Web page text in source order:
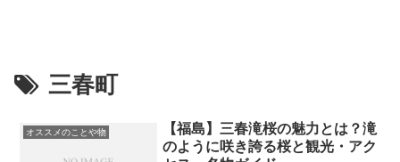
三春町
オススメのことや物
【福島】三春滝桜の魅力とは？滝
のように咲き誇る桜と観光・アク